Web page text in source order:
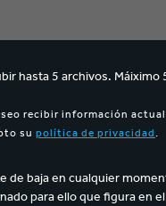
hasta 5 archivos. Máiximo
recibir información
su política de privacidad.
de baja en cualquier
para ello que figura en